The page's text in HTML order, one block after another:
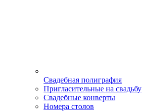
Свадебная полиграфия
Пригласительные на свадьбу
Свадебные конверты
Номера столов